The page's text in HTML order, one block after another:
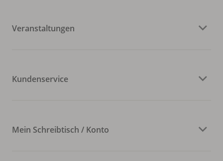
Veranstaltungen
Kundenservice
Mein Schreibtisch / Konto